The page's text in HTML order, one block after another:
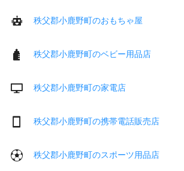
秩父郡小鹿野町のおもちゃ屋
秩父郡小鹿野町のベビー用品店
秩父郡小鹿野町の家電店
秩父郡小鹿野町の携帯電話販売店
秩父郡小鹿野町のスポーツ用品店